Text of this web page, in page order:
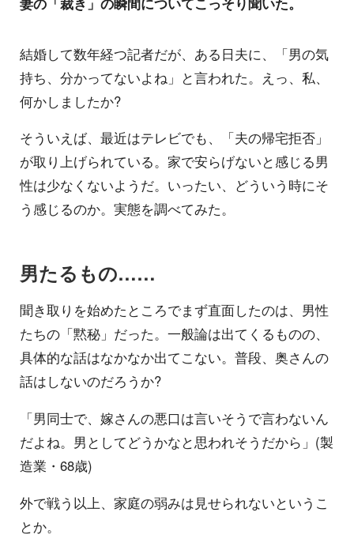
結婚して数年経つ記者だが、ある日夫に、「男の気
持ち、分かってないよね」と言われた。えっ、私、
何かしましたか?
そういえば、最近はテレビでも、「夫の帰宅拒否」
が取り上げられている。家で安らげないと感じる男
性は少なくないようだ。いったい、どういう時にそ
う感じるのか。実態を調べてみた。
男たるもの……
聞き取りを始めたところでまず直面したのは、男性
たちの「黙秘」だった。一般論は出てくるものの、
具体的な話はなかなか出てこない。普段、奥さんの
話はしないのだろうか?
「男同士で、嫁さんの悪口は言いそうで言わないん
だよね。男としてどうかなと思われそうだから」(製
造業・68歳)
外で戦う以上、家庭の弱みは見せられないというこ
とか。